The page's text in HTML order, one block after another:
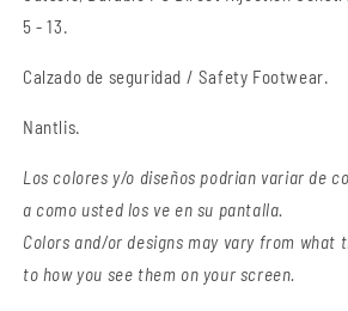
5 - 13.
Calzado de seguridad / Safety Footwear.
Nantlis.
Los colores y/o diseños podrian variar de
a como usted los ve en su pantalla.
Colors and/or designs may vary from what
to how you see them on your screen.